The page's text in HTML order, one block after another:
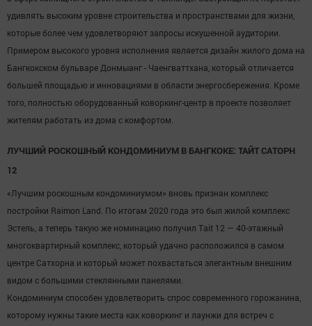
удивлять высоким уровне строительства и пространствами для жизни,
которые более чем удовлетворяют запросы искушенной аудитории.
Примером высокого уровня исполнения является дизайн жилого дома на
Бангкокском бульваре Донмыанг - Чаенгваттхана, который отличается
большей площадью и инновациями в области энергосбережения. Кроме
того, полностью оборудованный коворкинг-центр в проекте позволяет
жителям работать из дома с комфортом.
ЛУЧШИЙ РОСКОШНЫЙ КОНДОМИНИУМ В БАНГКОКЕ: ТАЙТ САТОРН
12
«Лучшим роскошным кондоминиумом» вновь признан комплекс
постройки Raimon Land. По итогам 2020 года это был жилой комплекс
Эстель, а теперь такую же номинацию получил Tait 12 — 40-этажный
многоквартирный комплекс, который удачно расположился в самом
центре Сатхорна и который может похвастаться элегантным внешним
видом с большими стеклянными панелями.
Кондоминиум способен удовлетворить спрос современного горожанина,
которому нужны такие места как коворкинг и лаунжи для встреч с